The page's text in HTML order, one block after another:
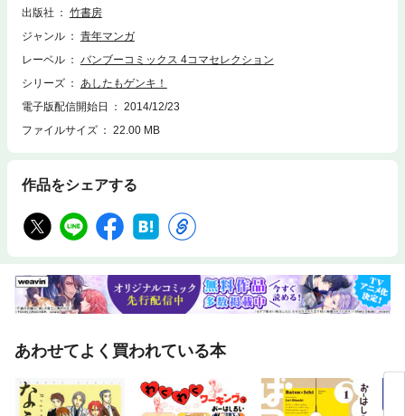
出版社
竹書房
ジャンル
青年マンガ
レーベル
バンブーコミックス 4コマセレクション
シリーズ
あしたもゲンキ！
電子版配信開始日
2014/12/23
ファイルサイズ
22.00 MB
作品をシェアする
あわせてよく買われている本